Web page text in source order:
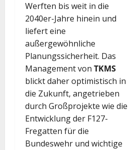
Werften bis weit in die
2040er-Jahre hinein und
liefert eine
außergewöhnliche
Planungssicherheit. Das
Management von TKMS
blickt daher optimistisch in
die Zukunft, angetrieben
durch Großprojekte wie die
Entwicklung der F127-
Fregatten für die
Bundeswehr und wichtige